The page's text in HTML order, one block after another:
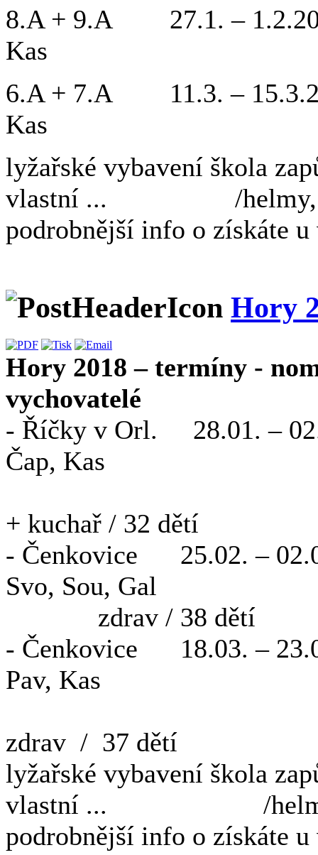
8.A + 9.A 27.1. –
Kas
6.A + 7.A 11.3. –
Kas
lyžařské vybavení škola
vlastní ... /helmy,
podrobnější info o získáte
Hory
Hory 2018 – termíny -
vychovatelé
- Říčky v Orl. 28.01. –
Čap, Kas
+ kuchař / 32 dětí
- Čenkovice 25.02. –
Svo,
zdrav / 38 dětí
- Čenkovice 18.03. –
Pav, Kas
zdrav / 37 dětí
lyžařské vybavení škola
vlastní ... /helmy,
podrobnější info o získáte